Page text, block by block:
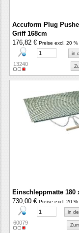
Accuform Plug
Griff 168cm
176,82 € Preise excl. 20 %
in
13240
Einschleppmatte 180
730,00 € Preise excl. 20 %
in
60079